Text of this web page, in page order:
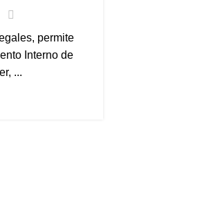
permite
Interno de
...